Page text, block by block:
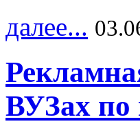
далее...
ВУЗах по